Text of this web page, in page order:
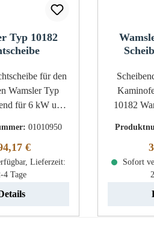
Typ 10182
für den
Wamsler Typ
Glaskeramik
365 mm x 455
Material Glas
01010950
Preis:
€
Lieferzeit:
4 Tage
10182 Wamsler Typ 10182
Sofort